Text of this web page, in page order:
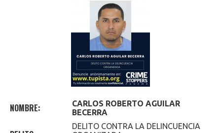
NOMBRE: CARLOS ROBERTO AGUILAR
BECERRA
DELITO CONTRA LA DELINCUENCIA